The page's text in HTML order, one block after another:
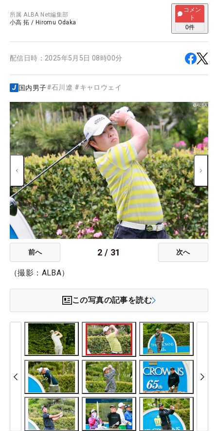
所属ALBA Net編集部
小高 拓 / Hiromu Odaka
コメン
ト
0件
配信日時： 2025年5月5日 08時00分
国内男子#石川遼 #キャロウェイ
前へ 2 / 31 次へ
（撮影：ALBA）
この写真の記事を読む